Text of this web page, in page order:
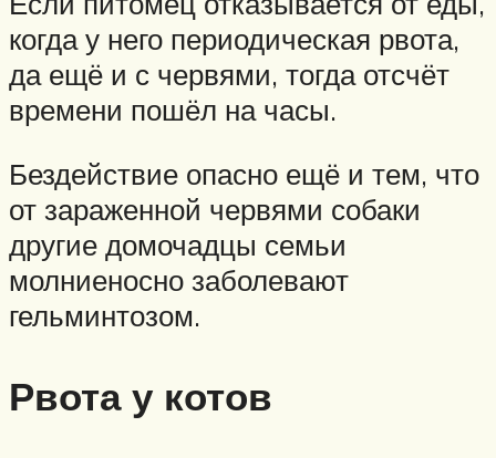
когда у него периодическая рвота,
да ещё и с червями, тогда отсчёт
времени пошёл на часы.
Бездействие опасно ещё и тем, что
от зараженной червями собаки
другие домочадцы семьи
молниеносно заболевают
гельминтозом.
Рвота у котов